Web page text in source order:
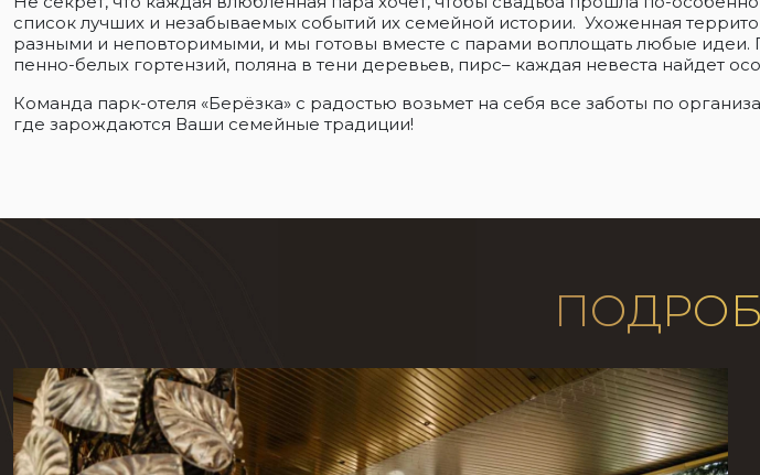
список лучших и незабываемых событий их семейной истории. Ухоженная
разными и неповторимыми, и мы готовы вместе с парами воплощать любые
пенно-белых гортензий, поляна в тени деревьев, пирс– каждая невеста найдет
Команда парк-отеля «Берёзка» с радостью возьмет на себя все заботы по
где зарождаются Ваши семейные традиции!